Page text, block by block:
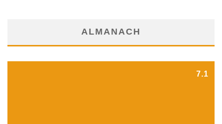
ALMANACH
7.1